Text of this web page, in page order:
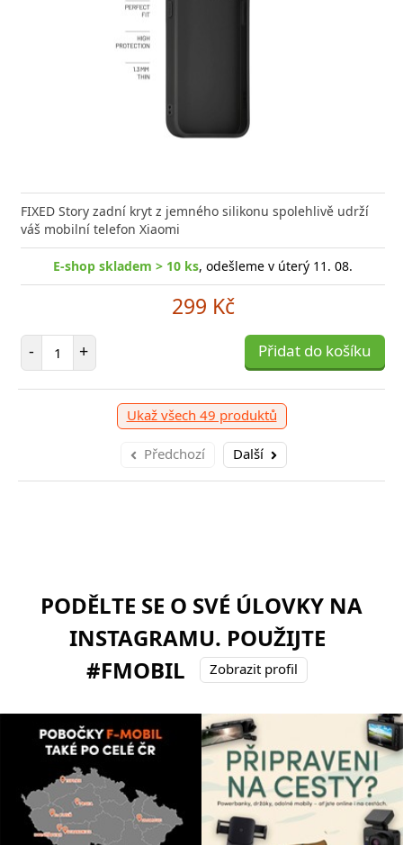
FIXED Story zadní kryt z jemného silikonu spolehlivě udrží
váš mobilní telefon Xiaomi
E-shop skladem > 10 ks, odešleme v úterý 11. 08.
299 Kč
- Počet položek
+ Přidat do košíku
Ukaž všech 49 produktů
Předchozí Další
PODĚLTE SE O SVÉ ÚLOVKY NA
INSTAGRAMU. POUŽIJTE
#FMOBIL
Zobrazit profil